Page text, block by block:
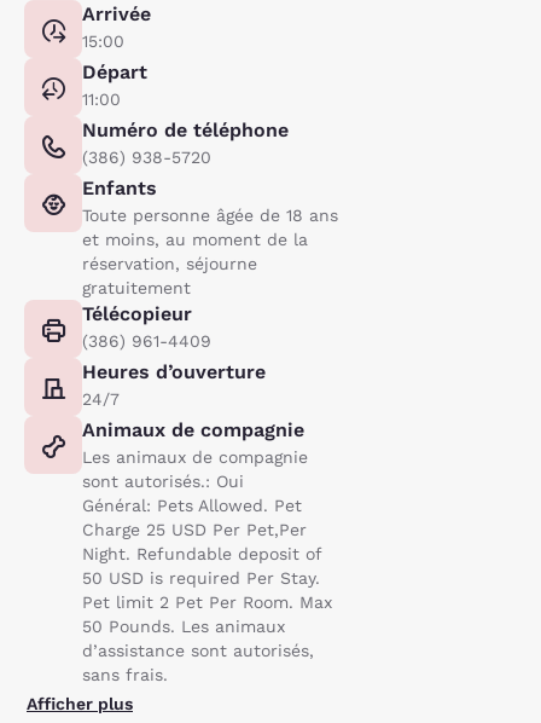
Arrivée
15:00
Départ
11:00
Numéro de téléphone
(386) 938-5720
Enfants
Toute personne âgée de 18 ans
et moins, au moment de la
réservation, séjourne
gratuitement
Télécopieur
(386) 961-4409
Heures d’ouverture
24/7
Animaux de compagnie
Les animaux de compagnie
sont autorisés.: Oui
Général: Pets Allowed. Pet
Charge 25 USD Per Pet,Per
Night. Refundable deposit of
50 USD is required Per Stay.
Pet limit 2 Pet Per Room. Max
50 Pounds. Les animaux
d’assistance sont autorisés,
sans frais.
Afficher plus